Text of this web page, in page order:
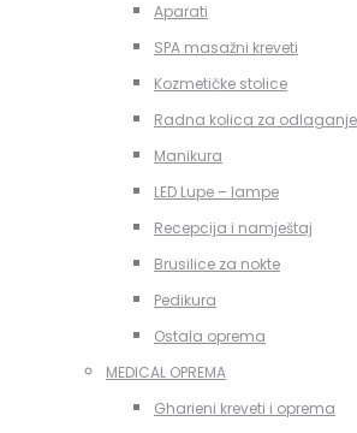
Aparati
SPA masažni kreveti
Kozmetičke stolice
Radna kolica za odlaganje
Manikura
LED Lupe – lampe
Recepcija i namještaj
Brusilice za nokte
Pedikura
Ostala oprema
MEDICAL OPREMA
Gharieni kreveti i oprema